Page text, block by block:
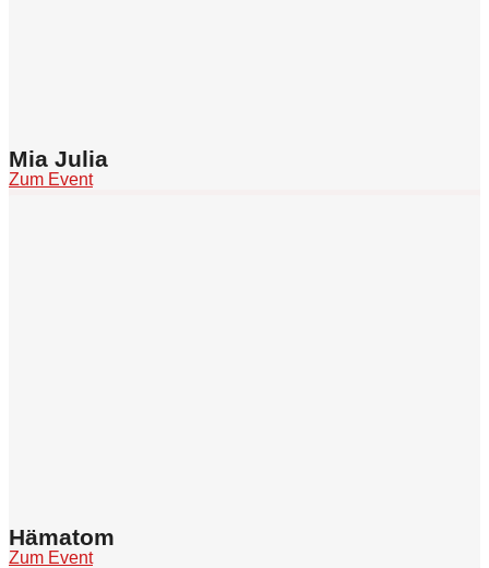
Mia Julia
Zum Event
Hämatom
Zum Event